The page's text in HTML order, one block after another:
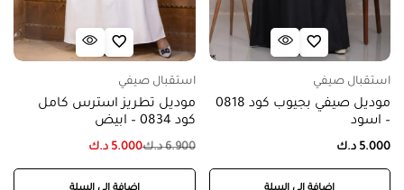
استقبال صيفي
موديل صيفي بجيوب كود 0818
– اسود
5.000 د.ك
استقبال صيفي
موديل تطريز استرس كامل
كود 0834 – ابيض
6.900 د.ك5.000 د.ك